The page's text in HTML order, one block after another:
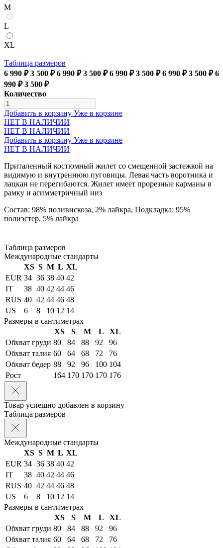
M
L
XL
Таблица размеров
6 990 ₽ 3 500 ₽ 6 990 ₽ 3 500 ₽ 6 990 ₽ 3 500 ₽ 6 990 ₽ 3 500 ₽ 6
990 ₽ 3 500 ₽
Количество
Добавить в корзину Уже в корзине
НЕТ В НАЛИЧИИ
НЕТ В НАЛИЧИИ
Добавить в корзину Уже в корзине
НЕТ В НАЛИЧИИ
Приталенный костюмный жилет со смещенной застежкой на
видимую и внутреннюю пуговицы. Левая часть воротника и
лацкан не перегибаются. Жилет имеет прорезные карманы в
рамку и асимметричный низ
Состав: 98% поливискоза, 2% лайкра, Подкладка: 95%
полиэстер, 5% лайкра
Таблица размеров
Международные стандарты
XS S M L XL
EUR 34 36 38 40 42
IT
38 40 42 44 46
RUS 40 42 44 46 48
US
6 8 10 12 14
Размеры в сантиметрах
XS
S M L
XL
Обхват груди 80 84 88 92
96
Обхват талия 60 64 68 72
76
Обхват бедер 88 92 96 100 104
Рост
164 170 170 170 176
Товар успешно добавлен в корзину
Таблица размеров
Международные стандарты
XS S M L XL
EUR 34 36 38 40 42
IT
38 40 42 44 46
RUS 40 42 44 46 48
US
6 8 10 12 14
Размеры в сантиметрах
XS
S M L
XL
Обхват груди 80 84 88 92
96
Обхват талия 60 64 68 72
76